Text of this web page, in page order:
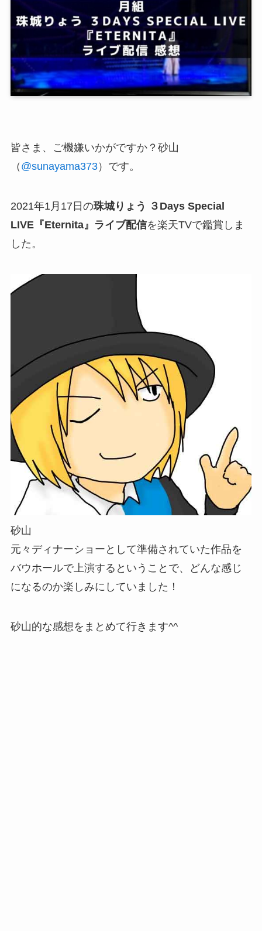
皆さま、ご機嫌いかがですか？砂山
（ @sunayama373）です。
2021年1月17日の珠城りょう ３Days Special
LIVE『Eternita』ライブ配信を楽天TVで鑑賞しま
した。
砂山
元々ディナーショーとして準備されていた作品を
バウホールで上演するということで、どんな感じ
になるのか楽しみにしていました！
砂山的な感想をまとめて行きます^^